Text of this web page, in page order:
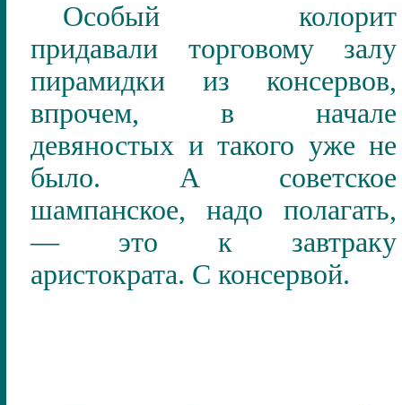
Особый колорит
придавали торговому залу
пирамидки из консервов,
впрочем, в начале
девяностых и такого уже не
было. А советское
шампанское, надо полагать,
— это к завтраку
аристократа. С консервой.